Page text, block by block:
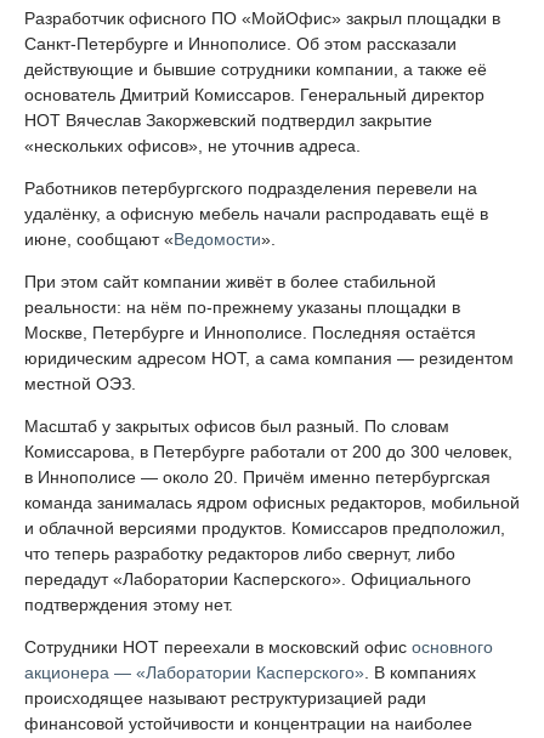
Разработчик офисного ПО «МойОфис» закрыл площадки в
Санкт-Петербурге и Иннополисе. Об этом рассказали
действующие и бывшие сотрудники компании, а также её
основатель Дмитрий Комиссаров. Генеральный директор
НОТ Вячеслав Закоржевский подтвердил закрытие
«нескольких офисов», не уточнив адреса.
Работников петербургского подразделения перевели на
удалёнку, а офисную мебель начали распродавать ещё в
июне, сообщают «Ведомости».
При этом сайт компании живёт в более стабильной
реальности: на нём по-прежнему указаны площадки в
Москве, Петербурге и Иннополисе. Последняя остаётся
юридическим адресом НОТ, а сама компания — резидентом
местной ОЭЗ.
Масштаб у закрытых офисов был разный. По словам
Комиссарова, в Петербурге работали от 200 до 300 человек,
в Иннополисе — около 20. Причём именно петербургская
команда занималась ядром офисных редакторов, мобильной
и облачной версиями продуктов. Комиссаров предположил,
что теперь разработку редакторов либо свернут, либо
передадут «Лаборатории Касперского». Официального
подтверждения этому нет.
Сотрудники НОТ переехали в московский офис основного
акционера — «Лаборатории Касперского» . В компаниях
происходящее называют реструктуризацией ради
финансовой устойчивости и концентрации на наиболее